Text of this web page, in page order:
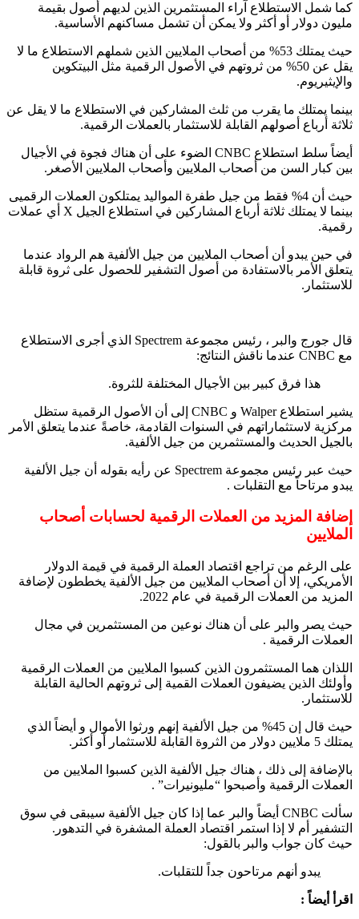
كما شمل الاستطلاع آراء المستثمرين الذين لديهم أصول بقيمة
مليون دولار أو أكثر ولا يمكن أن تشمل مساكنهم الأساسية.
حيث يمتلك 53% من أصحاب الملايين الذين شملهم الاستطلاع ما لا
يقل عن 50% من ثروتهم في الأصول الرقمية مثل البيتكوين
والإيثيريوم.
بينما يمتلك ما يقرب من ثلث المشاركين في الاستطلاع ما لا يقل عن
ثلاثة أرباع أصولهم القابلة للاستثمار بالعملات الرقمية.
أيضاً سلط استطلاع CNBC الضوء على أن هناك فجوة في الأجيال
بين كبار السن من أصحاب الملايين وأصحاب الملايين الأصغر.
حيث أن 4% فقط من جيل طفرة المواليد يمتلكون العملات الرقميى
بينما لا يمتلك ثلاثة أرباع المشاركين في استطلاع الجيل X أي عملات
رقمية.
في حين يبدو أن أصحاب الملايين من جيل الألفية هم الرواد عندما
يتعلق الأمر بالاستفادة من أصول التشفير للحصول على ثروة قابلة
للاستثمار.
قال جورج والبر ، رئيس مجموعة Spectrem الذي أجرى الاستطلاع
مع CNBC عندما ناقش النتائج:
هذا فرق كبير بين الأجيال المختلفة للثروة.
يشير استطلاع Walper و CNBC إلى أن الأصول الرقمية ستظل
مركزية لاستثماراتهم في السنوات القادمة، خاصةً عندما يتعلق الأمر
بالجيل الحديث والمستثمرين من جيل الألفية.
حيث عبر رئيس مجموعة Spectrem عن رأيه بقوله أن جيل الألفية
يبدو مرتاحاً مع التقلبات .
إضافة المزيد من العملات الرقمية لحسابات أصحاب
الملايين
على الرغم من تراجع اقتصاد العملة الرقمية في قيمة الدولار
الأمريكي، إلا أن أصحاب الملايين من جيل الألفية يخططون لإضافة
المزيد من العملات الرقمية في عام 2022.
حيث يصر والبر على أن هناك نوعين من المستثمرين في مجال
العملات الرقمية .
اللذان هما المستثمرون الذين كسبوا الملايين من العملات الرقمية
وأولئك الذين يضيفون العملات القمية إلى ثروتهم الحالية القابلة
للاستثمار.
حيث قال إن 45% من جيل الألفية إنهم ورثوا الأموال و أيضاً الذي
يمتلك 5 ملايين دولار من الثروة القابلة للاستثمار أو أكثر.
بالإضافة إلى ذلك ، هناك جيل الألفية الذين كسبوا الملايين من
العملات الرقمية وأصبحوا “مليونيرات” .
سألت CNBC أيضاً والبر عما إذا كان جيل الألفية سيبقى في سوق
التشفير أم لا إذا استمر اقتصاد العملة المشفرة في التدهور.
حيث كان جواب والبر بالقول:
يبدو أنهم مرتاحون جداً للتقلبات.
اقرأ أيضاً :